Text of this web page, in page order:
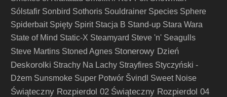
Sólstafir Sonbird Sothoris Souldrainer Species Sphere
Spiderbait Spięty Spirit Stacja B Stand-up Stara Wara
State of Mind Static-X Steamyard Steve 'n' Seagulls
Steve Martins Stoned Agnes Stonerowy Dzień
Deskorolki Strachy Na Lachy Strayfires Styczyński -
Dżem Sunsmoke Super Potwór Švindl Sweet Noise
Świąteczny Rozpierdol 02 Świąteczny Rozpierdol 04